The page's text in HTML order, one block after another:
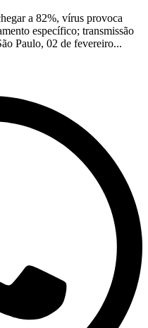
a 82%, vírus provoca
específico; transmissão
Paulo, 02 de fevereiro...